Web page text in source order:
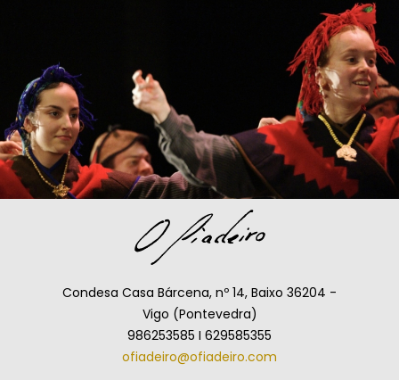
Condesa Casa Bárcena, nº 14, Baixo 36204 -
Vigo (Pontevedra)
986253585 I 629585355
ofiadeiro@ofiadeiro.com